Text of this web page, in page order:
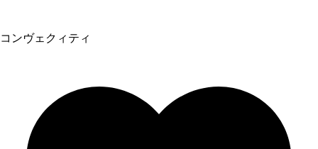
コンヴェクィティ